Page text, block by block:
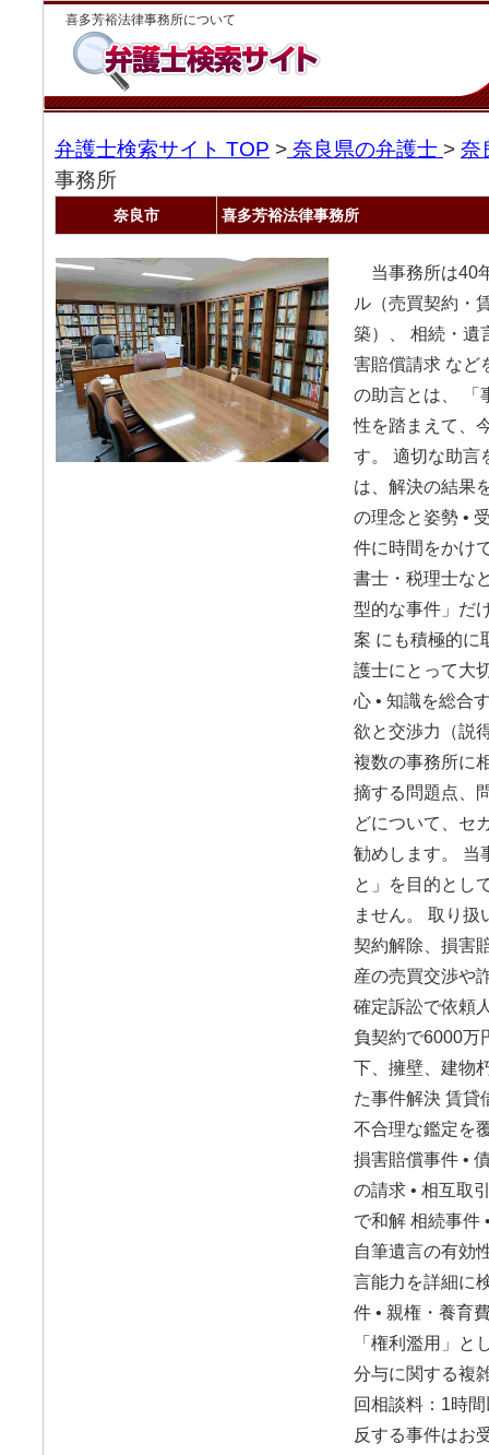
喜多芳裕法律事務所について
弁護士検索サイト TOP > 奈良県の弁護士 > 奈
事務所
奈良市 喜多芳裕法律事務所
当事務所は40
ル（売買契約・
築）、 相続・遺
害賠償請求 など
の助言とは、 「
性を踏まえて、
す。 適切な助言
は、解決の結果
の理念と姿勢 •
件に時間をかけ
書士・税理士な
型的な事件」だ
案 にも積極的に
護士にとって大
心 • 知識を総合
欲と交渉力（説
複数の事務所に
摘する問題点、
どについて、セ
勧めします。 当
と」を目的とし
ません。 取り扱
契約解除、損害
産の売買交渉や
確定訴訟で依頼
負契約で6000万
下、擁壁、建物
た事件解決 賃貸
不合理な鑑定を
損害賠償事件 •
の請求 • 相互取
で和解 相続事件
自筆遺言の有効
言能力を詳細に
件 • 親権・養育
「権利濫用」と
分与に関する複
回相談料：1時
反する事件はお